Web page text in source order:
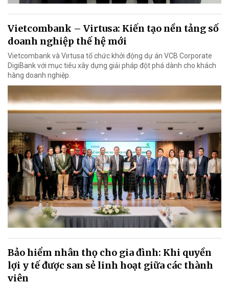
Vietcombank – Virtusa: Kiến tạo nền tảng số
doanh nghiệp thế hệ mới
Vietcombank và Virtusa tổ chức khởi động dự án VCB Corporate
DigiBank với mục tiêu xây dựng giải pháp đột phá dành cho khách
hàng doanh nghiệp.
Bảo hiểm nhân thọ cho gia đình: Khi quyền
lợi y tế được san sẻ linh hoạt giữa các thành
viên